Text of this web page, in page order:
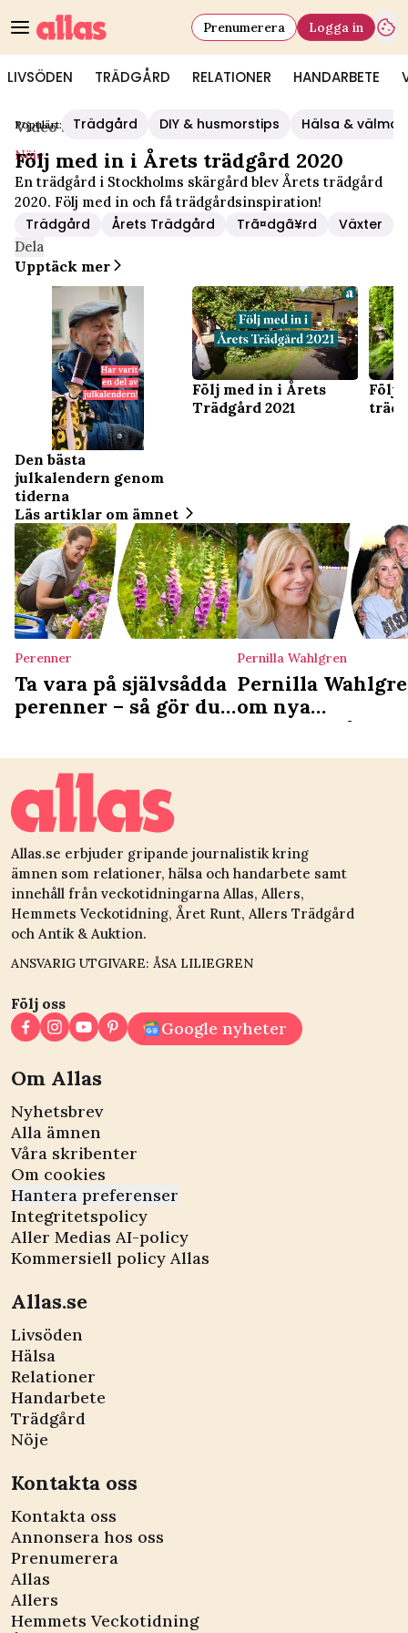
LIVSÖDEN TRÄDGÅRD RELATIONER HANDARBETE
Prenumerera Logga in
Populärt: Trädgård DIY & husmorstips Hälsa &
Video Start/Nöje
Nöje
Följ med in i Årets trädgård 2020
En trädgård i Stockholms skärgård blev Årets trädgård
2020. Följ med in och få trädgårdsinspiration!
Trädgård Årets Trädgård Trã¤dgã¥rd Växter
Dela
Upptäck mer
Den bästa
julkalendern genom
tiderna
Följ med in i Årets
Trädgård 2021
Följ
Läs artiklar om ämnet
Perenner
Ta vara på självsådda
perenner – så gör du
Pernilla Wahlgren
Pernilla
om nya
drömträdgården
och Christians
Allas.se erbjuder gripande journalistik kring
ämnen som relationer, hälsa och handarbete samt
innehåll från veckotidningarna Allas, Allers,
Hemmets Veckotidning, Året Runt, Allers Trädgård
och Antik & Auktion.
ANSVARIG UTGIVARE: ÅSA LILIEGREN
Följ oss
Google nyheter
Om Allas
Nyhetsbrev
Alla ämnen
Våra skribenter
Om cookies
Hantera preferenser
Integritetspolicy
Aller Medias AI-policy
Kommersiell policy Allas
Allas.se
Livsöden
Hälsa
Relationer
Handarbete
Trädgård
Nöje
Kontakta oss
Kontakta oss
Annonsera hos oss
Prenumerera
Allas
Allers
Hemmets Veckotidning